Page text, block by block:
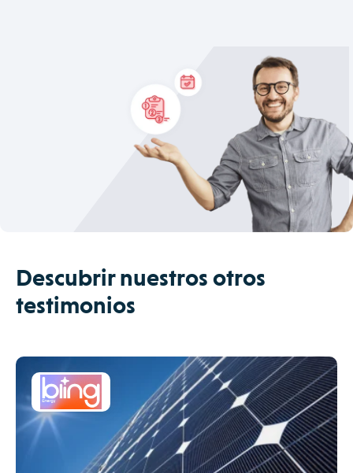
Descubrir nuestros otros
testimonios